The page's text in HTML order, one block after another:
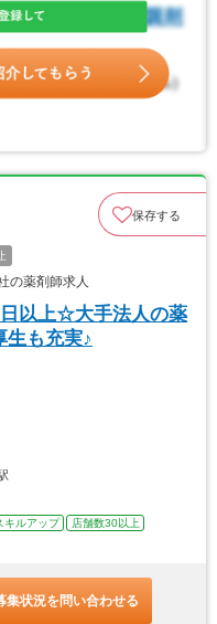
保存する
の薬剤師求人
日以上☆大手法人の薬
生も充実♪
キルアップ
店舗数30以上
集状況を問い合わせる